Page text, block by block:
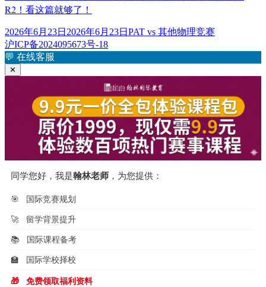
R2！看这篇就够了！
发
布
于
2026年6月23日 2026年6月23日 标
PAT vs 其他物理竞赛
沪ICP备2024095673号-18
💬 在线客服
✕
同学您好，我是翰林老师 ，为您提供：
🎯 国际竞赛规划
🚀 留学背景提升
📚 国际课程备考
🏫 国际学校择校
🎁 免费领取福利资料